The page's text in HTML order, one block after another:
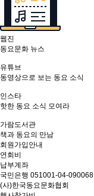
웹진
동요문화 뉴스
유튜브
동영상으로 보는 동요 소식
인스타
핫한 동요 소식 모여라
가람도서관
책과 동요의 만남
회원가입안내
연회비
납부계좌
국민은행 051001-04-090068
(사)한국동요문화협회